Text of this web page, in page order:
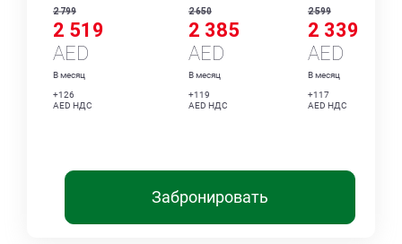
2 799
2 519
AED
В месяц
+126
AED НДС
2 650
2 385
AED
В месяц
+119
AED НДС
2 599
2 339
AED
В месяц
+117
AED НДС
Забронировать